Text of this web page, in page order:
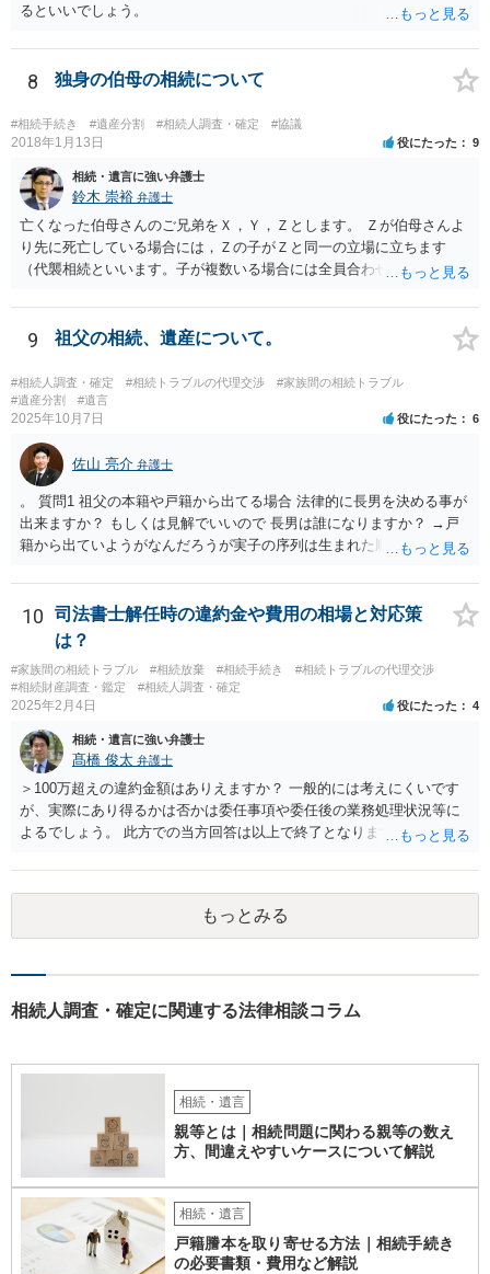
るといいでしょう。
8 独身の伯母の相続について
#相続手続き #遺産分割 #相続人調査・確定 #協議
2018年1月13日 役にたった 9
相続・遺言に強い弁護士
鈴木 崇裕 弁護士
亡くなった伯母さんのご兄弟をＸ，Ｙ，Ｚとします。 Ｚが伯母さんよ
り先に死亡している場合には，Ｚの子がＺと同一の立場に立ちます
（代襲相続といいます。子が複数いる場合には全員合わせてＺと同一
つの相続分を有していますので， そのことを前提として，遺産分割協
議をすることになります（必ずしも３分の１ずつにしなくても，合意
ができれば構いません。）。 今後の対応としては， ①伯母さんの相続
財産（遺産）の全容を整理する（預貯金，有価証券，不動産等の有無
を調べることになります。） ②相続財産に照らし，相続税の申告の準
備をする（税理士の先生にご相談ください。） ③遺産分割協議をする
（ご本人同士で行っても構いませんし，弁護士に相談することもよろ
しいと思います。） ことになります。
9 祖父の相続、遺産について。
#相続人調査・確定 #相続トラブルの代理交渉
#家族間の相続トラブル
#遺産分割
#遺言
2025年10月7日 役にたった 6
佐山 亮介 弁護士
。 質問1 祖父の本籍や戸籍から出てる場合 法律的に長男を決める事が
出来ますか？ もしくは見解でいいので 長男は誰になりますか？ →戸
籍から出ていようがなんだろうが実子の序列は生まれた順ですから、
書が腹違いの長男に向けてある場合 書かれてる内容が最優先にされる
のですか？ →遺書というのが、法律上の遺言の形式を守っている限り
はそのとおりです。 質問3 父が腹違いの長男に法律的に優位になれそ
うな事はありますか？ →遺言が有効な場合、優位に立つことはできま
せんが、お祖父様が認知症であるなどの「遺言が作れないはずの事
情」があるならば①遺言無効確認の訴えを起こすのは一つの手です。
問4 相続トラブルの代理交渉は可能でしょうか。 →一般論としては可
能ですが、お伺いする内容ですとお祖父様が亡くなられた後に動くこ
とになるでしょう。
10
司法書士解任時の違約金や費用の相場と対応策
は？
#家族間の相続トラブル #相続放棄 #相続手続き
#相続トラブルの代理交渉
#相続財産調査・鑑定
#相続人調査・確定
2025年2月4日 役にたった 4
相続・遺言に強い弁護士
髙橋 俊太 弁護士
＞100万超えの違約金額はありえますか？ 一般的には考えにくいです
が、実際にあり得るかは否かは委任事項や委任後の業務処理状況等に
よるでしょう。 此方での当方回答は以上で終了となりますが、参考に
もっとみる
相続人調査・確定に関連する法律相談コラム
相続・遺言
親等とは｜相続問題に関わる親等の数え
方、間違えやすいケースについて解説
相続・遺言
戸籍謄本を取り寄せる方法｜相続手続き
の必要書類・費用など解説